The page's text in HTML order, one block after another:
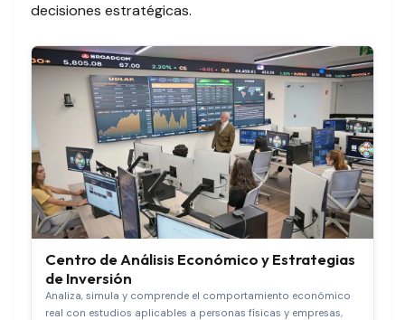
decisiones estratégicas.
Centro de Análisis Económico y Estrategias
de Inversión
Analiza, simula y comprende el comportamiento económico
real con estudios aplicables a personas físicas y empresas,